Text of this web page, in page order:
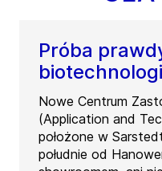
Próba
Nowe Centrum
(Application and
położone w
południe od